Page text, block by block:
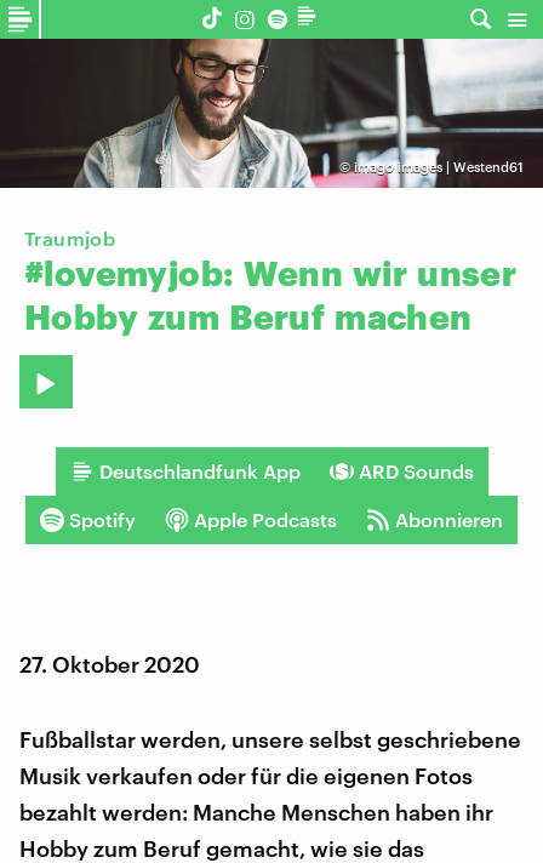
© imago images | Westend61
Traumjob
#lovemyjob: Wenn wir unser
Hobby zum Beruf machen
Deutschlandfunk App ARD Sounds
Spotify Apple Podcasts Abonnieren
27. Oktober 2020
Fußballstar werden, unsere selbst geschriebene
Musik verkaufen oder für die eigenen Fotos
bezahlt werden: Manche Menschen haben ihr
Hobby zum Beruf gemacht, wie sie das